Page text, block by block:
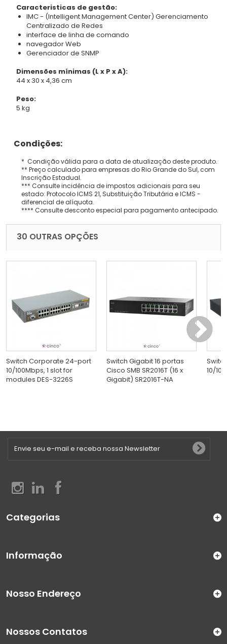
Caracteristicas de gestão:
IMC - (Intelligent Management Center) Gerenciamento
Centralizado de Redes
interface de linha de comando
navegador Web
Gerenciador de SNMP
Dimensões mínimas (L x P x A):
44 x 30 x 4,36 cm
Peso:
5 kg
Condições:
* Condição válida para a data de atualização deste produto.
** Preço calculado para empresas do Rio Grande do Sul, com
Inscrição Estadual.
*** Consulte incidência de impostos adicionais para seu
estado: Protocolo ICMS 21, Substituição Tributária e ICMS -
diferencial de alíquota.
**** Consulte desconto especial para pagamento antecipado.
30 OUTRAS OPÇÕES
Switch Corporate 24-port
10/100Mbps, 1 slot for
modules DES-3226S
Switch Gigabit 16 portas
Cisco SMB SR2016T (16 x
Gigabit) SR2016T-NA
10/
Categorias
Informação
Nosso Endereço
Nossos Contatos